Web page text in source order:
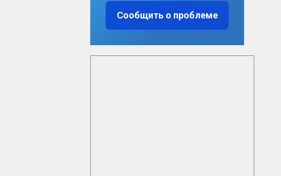
Сообщить о проблеме